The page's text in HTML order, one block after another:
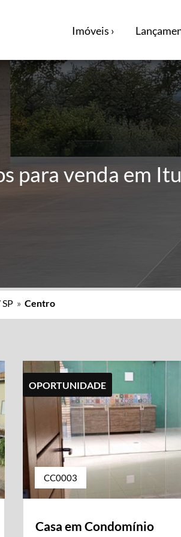
Imóveis ›
para venda em
» Centro
OPORTUNIDADE
CC0003
Casa em Condomínio